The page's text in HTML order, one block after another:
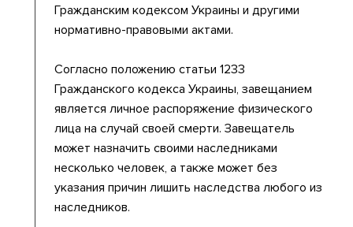
Гражданским кодексом Украины и другими
нормативно-правовыми актами.
Согласно положению статьи 1233
Гражданского кодекса Украины, завещанием
является личное распоряжение физического
лица на случай своей смерти. Завещатель
может назначить своими наследниками
несколько человек, а также может без
указания причин лишить наследства любого из
наследников.